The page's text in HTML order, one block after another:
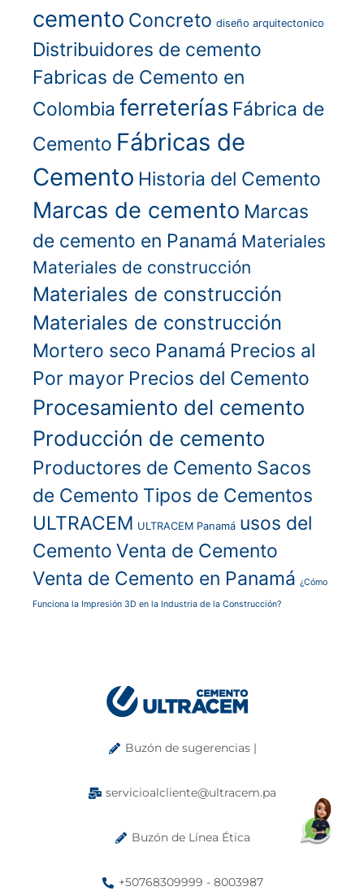
cemento Concreto diseño arquitectonico
Distribuidores de cemento
Fabricas de Cemento en
Colombia ferreterías Fábrica de
Cemento Fábricas de
Cemento Historia del Cemento
Marcas de cemento Marcas
de cemento en Panamá Materiales
Materiales de construcción
Materiales de construcción
Materiales de construcción
Mortero seco Panamá Precios al
Por mayor Precios del Cemento
Procesamiento del cemento
Producción de cemento
Productores de Cemento Sacos
de Cemento Tipos de Cementos
ULTRACEM ULTRACEM Panamá usos del
Cemento Venta de Cemento
Venta de Cemento en Panamá ¿Cómo
Funciona la Impresión 3D en la Industria de la Construcción?
Buzón de sugerencias |
servicioalcliente@ultracem.pa
Buzón de Línea Ética
+50768309999 - 8003987